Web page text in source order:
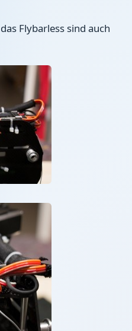
Flybarless sind auch